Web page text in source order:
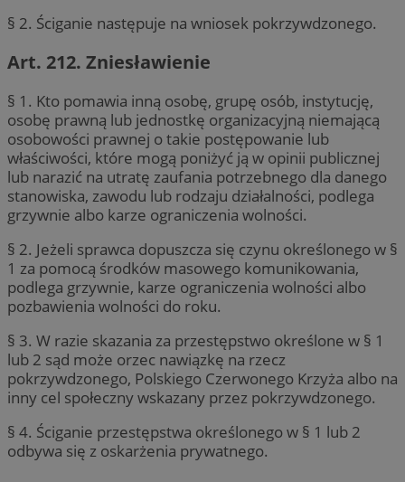
§ 2. Ściganie następuje na wniosek pokrzywdzonego.
Art. 212. Zniesławienie
§ 1. Kto pomawia inną osobę, grupę osób, instytucję,
osobę prawną lub jednostkę organizacyjną niemającą
osobowości prawnej o takie postępowanie lub
właściwości, które mogą poniżyć ją w opinii publicznej
lub narazić na utratę zaufania potrzebnego dla danego
stanowiska, zawodu lub rodzaju działalności, podlega
grzywnie albo karze ograniczenia wolności.
§ 2. Jeżeli sprawca dopuszcza się czynu określonego w §
1 za pomocą środków masowego komunikowania,
podlega grzywnie, karze ograniczenia wolności albo
pozbawienia wolności do roku.
§ 3. W razie skazania za przestępstwo określone w § 1
lub 2 sąd może orzec nawiązkę na rzecz
pokrzywdzonego, Polskiego Czerwonego Krzyża albo na
inny cel społeczny wskazany przez pokrzywdzonego.
§ 4. Ściganie przestępstwa określonego w § 1 lub 2
odbywa się z oskarżenia prywatnego.